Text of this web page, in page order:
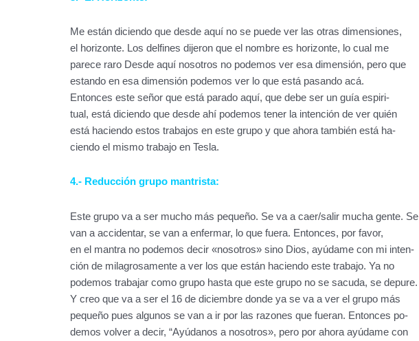
Me están diciendo que desde aquí no se puede ver las otras dimensiones,
el horizonte. Los delfines dijeron que el nombre es horizonte, lo cual me
parece raro Desde aquí nosotros no podemos ver esa dimensión, pero que
estando en esa dimensión podemos ver lo que está pasando acá.
Entonces este señor que está parado aquí, que debe ser un guía espiri-
tual, está diciendo que desde ahí podemos tener la intención de ver quién
está haciendo estos trabajos en este grupo y que ahora también está ha-
ciendo el mismo trabajo en Tesla.
4.- Reducción grupo mantrista:
Este grupo va a ser mucho más pequeño. Se va a caer/salir mucha gente. Se
van a accidentar, se van a enfermar, lo que fuera. Entonces, por favor,
en el mantra no podemos decir «nosotros» sino Dios, ayúdame con mi inten-
ción de milagrosamente a ver los que están haciendo este trabajo. Ya no
podemos trabajar como grupo hasta que este grupo no se sacuda, se depure.
Y creo que va a ser el 16 de diciembre donde ya se va a ver el grupo más
pequeño pues algunos se van a ir por las razones que fueran. Entonces po-
demos volver a decir, “Ayúdanos a nosotros», pero por ahora ayúdame con